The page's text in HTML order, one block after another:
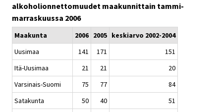
alkoholionnettomuudet maakunnittain tammi-
marraskuussa 2006
Maakunta 2006 2005 keskiarvo 2002-2004
Uusimaa
141 171
151
Itä-Uusimaa
21 21
20
Varsinais-Suomi
75 77
84
Satakunta
50 40
51